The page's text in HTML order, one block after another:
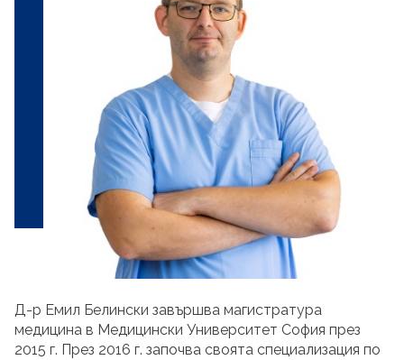
Д-р Емил Белински завършва магистратура
медицина в Медицински Университет София през
2015 г. През 2016 г. започва своята специализация по